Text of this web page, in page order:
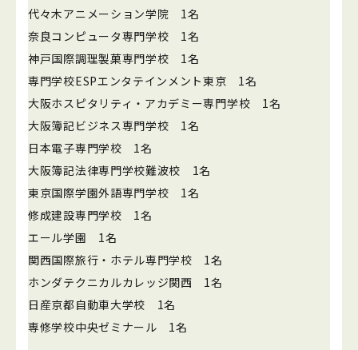
代々木アニメーション学院 1名
奈良コンピュータ専門学校 1名
神戸国際調理製菓専門学校 1名
専門学校ESPエンタテインメント東京 1名
大阪ホスピタリティ・アカデミー専門学校 1名
大阪簿記ビジネス専門学校 1名
日本電子専門学校 1名
大阪簿記法律専門学校難波校 1名
東京国際学園外語専門学校 1名
修成建設専門学校 1名
エール学園 1名
関西国際旅行・ホテル専門学校 1名
ホンダテクニカルカレッジ関西 1名
日産京都自動車大学校 1名
専修学校中央ゼミナール 1名